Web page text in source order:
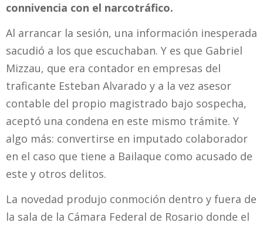
connivencia con el narcotráfico.
Al arrancar la sesión, una información inesperada
sacudió a los que escuchaban. Y es que Gabriel
Mizzau, que era contador en empresas del
traficante Esteban Alvarado y a la vez asesor
contable del propio magistrado bajo sospecha,
aceptó una condena en este mismo trámite. Y
algo más: convertirse en imputado colaborador
en el caso que tiene a Bailaque como acusado de
este y otros delitos.
La novedad produjo conmoción dentro y fuera de
la sala de la Cámara Federal de Rosario donde el